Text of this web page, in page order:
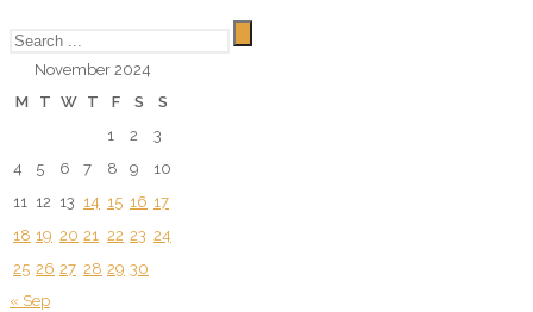
November 2024
M
T W T F S
S
1
2
3
4
5 6 7 8 9
10
11 12 13 14 15 16 17
18 19 20 21 22 23 24
25 26 27 28 29 30
« Sep